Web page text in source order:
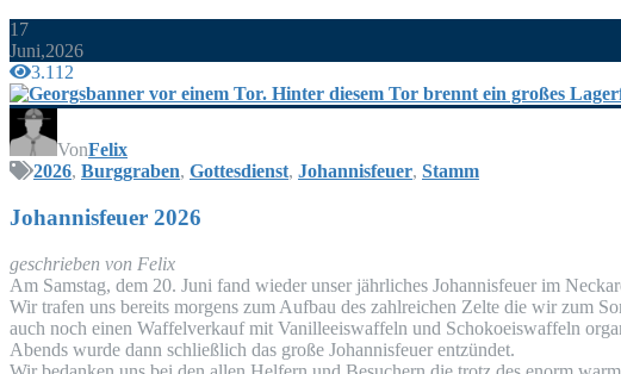
17
Juni,2026
3.112
VonFelix
2026, Burggraben, Gottesdienst, Johannisfeuer, Stamm
Johan­nis­feu­er 2026
geschrie­ben von Felix
Am Sams­tag, dem 20. Juni fand wie­der unser jähr­li­ches Johan­nis­feu­er im
Wir tra­fen uns bereits mor­gens zum Auf­bau des zahl­rei­chen Zel­te die wir zum
auch noch einen Waf­fel­ver­kauf mit Vanil­le­eis­waf­feln und Scho­ko­eis­waf­feln
Abends wur­de dann schließ­lich das gro­ße Johan­nis­feu­er entzündet.